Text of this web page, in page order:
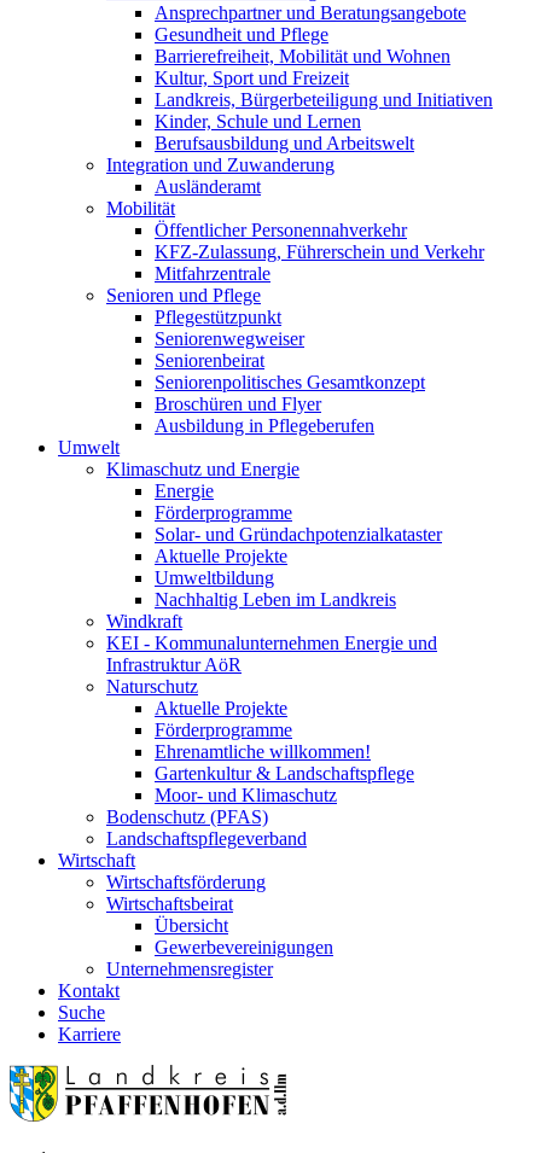
Ansprechpartner und Beratungsangebote
Gesundheit und Pflege
Barrierefreiheit, Mobilität und Wohnen
Kultur, Sport und Freizeit
Landkreis, Bürgerbeteiligung und Initiativen
Kinder, Schule und Lernen
Berufsausbildung und Arbeitswelt
Integration und Zuwanderung
Ausländeramt
Mobilität
Öffentlicher Personennahverkehr
KFZ-Zulassung, Führerschein und Verkehr
Mitfahrzentrale
Senioren und Pflege
Pflegestützpunkt
Seniorenwegweiser
Seniorenbeirat
Seniorenpolitisches Gesamtkonzept
Broschüren und Flyer
Ausbildung in Pflegeberufen
Umwelt
Klimaschutz und Energie
Energie
Förderprogramme
Solar- und Gründachpotenzialkataster
Aktuelle Projekte
Umweltbildung
Nachhaltig Leben im Landkreis
Windkraft
KEI - Kommunalunternehmen Energie und
Infrastruktur AöR
Naturschutz
Aktuelle Projekte
Förderprogramme
Ehrenamtliche willkommen!
Gartenkultur & Landschaftspflege
Moor- und Klimaschutz
Bodenschutz (PFAS)
Landschaftspflegeverband
Wirtschaft
Wirtschaftsförderung
Wirtschaftsbeirat
Übersicht
Gewerbevereinigungen
Unternehmensregister
Kontakt
Suche
Karriere